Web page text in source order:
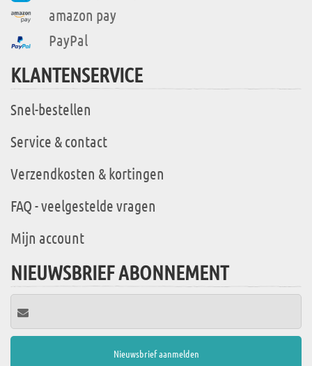
amazon pay
PayPal
KLANTENSERVICE
Snel-bestellen
Service & contact
Verzendkosten & kortingen
FAQ - veelgestelde vragen
Mijn account
NIEUWSBRIEF ABONNEMENT